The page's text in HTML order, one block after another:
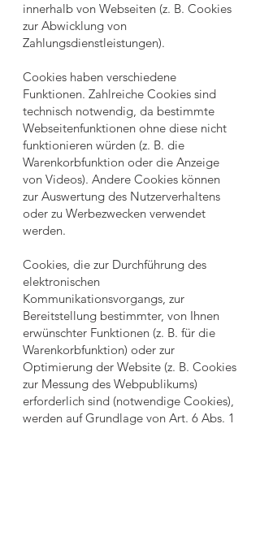
innerhalb von Webseiten (z. B. Cookies
zur Abwicklung von
Zahlungsdienstleistungen).
Cookies haben verschiedene
Funktionen. Zahlreiche Cookies sind
technisch notwendig, da bestimmte
Webseitenfunktionen ohne diese nicht
funktionieren würden (z. B. die
Warenkorbfunktion oder die Anzeige
von Videos). Andere Cookies können
zur Auswertung des Nutzerverhaltens
oder zu Werbezwecken verwendet
werden.
Cookies, die zur Durchführung des
elektronischen
Kommunikationsvorgangs, zur
Bereitstellung bestimmter, von Ihnen
erwünschter Funktionen (z. B. für die
Warenkorbfunktion) oder zur
Optimierung der Website (z. B. Cookies
zur Messung des Webpublikums)
erforderlich sind (notwendige Cookies),
werden auf Grundlage von Art. 6 Abs. 1